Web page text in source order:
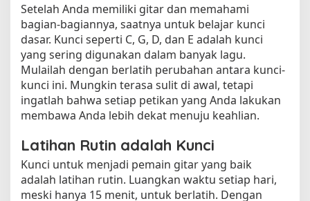
Setelah Anda memiliki gitar dan memahami
bagian-bagiannya, saatnya untuk belajar kunci
dasar. Kunci seperti C, G, D, dan E adalah kunci
yang sering digunakan dalam banyak lagu.
Mulailah dengan berlatih perubahan antara kunci-
kunci ini. Mungkin terasa sulit di awal, tetapi
ingatlah bahwa setiap petikan yang Anda lakukan
membawa Anda lebih dekat menuju keahlian.
Latihan Rutin adalah Kunci
Kunci untuk menjadi pemain gitar yang baik
adalah latihan rutin. Luangkan waktu setiap hari,
meski hanya 15 menit, untuk berlatih. Dengan